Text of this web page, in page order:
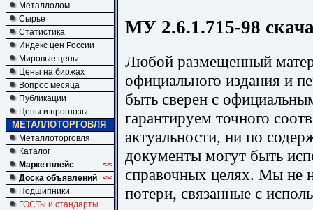
Металлолом
Сырье
Статистика
Индекс цен России
Мировые цены
Цены на биржах
Вопрос месяца
Публикации
Цены и прогнозы
МЕТАЛЛОТОРГОВЛЯ
Металлоторговля
Каталог
Маркетплейс
<<
Доска объявлений <<
Подшипники
ГОСТы и стандарты
МУ 2.6.1.715-98
Любой размещенный
официального издания и
быть сверен с
гарантируем точного
актуальности, ни по
документы могут быть
справочных целях. Мы не
потери, связанные с